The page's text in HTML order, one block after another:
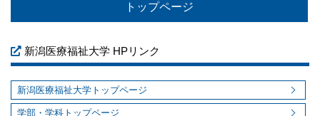
トップページ
新潟医療福祉大学 HPリンク
新潟医療福祉大学トップページ
学部・学科トップページ